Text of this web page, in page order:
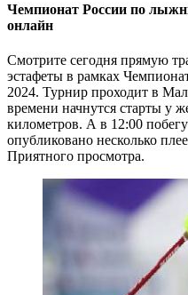
Чемпионат России по
онлайн
Смотрите сегодня прямую
эстафеты в рамках
2024. Турнир проходит в
времени начнутся старты у
километров. А в 12:00
опубликовано несколько
Приятного просмотра.